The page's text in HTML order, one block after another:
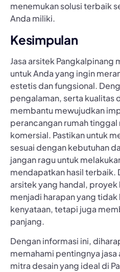
menemukan solusi terbaik
Anda miliki.
Kesimpulan
Jasa arsitek Pangkalpinang
untuk Anda yang ingin
estetis dan fungsional.
pengalaman, serta kualitas
membantu mewujudkan
perancangan rumah tinggal
komersial. Pastikan untuk
sesuai dengan kebutuhan
jangan ragu untuk
mendapatkan hasil terbaik.
arsitek yang handal, proyek
menjadi harapan yang tidak
kenyataan, tetapi juga
panjang.
Dengan informasi ini,
memahami pentingnya
mitra desain yang ideal di